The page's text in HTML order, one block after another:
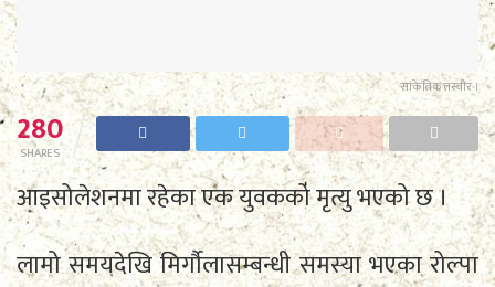
सांकेतिक तस्वीर ।
280
SHARES
आइसोलेशनमा रहेका एक युवकको मृत्यु भएको छ ।
लामो समयदेखि मिर्गौलासम्बन्धी समस्या भएका रोल्पा